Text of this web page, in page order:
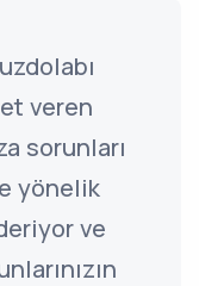
veren
sorunları
yönelik
ve